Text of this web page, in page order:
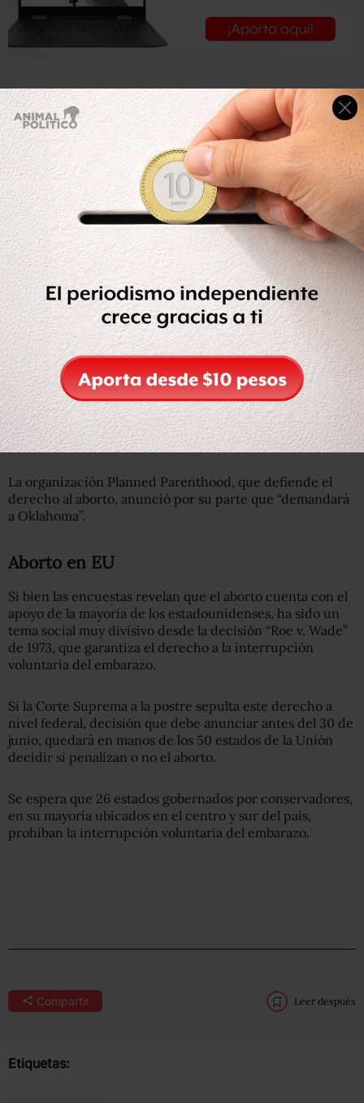
Today, Oklahoma passed a law effectively banning
abortion from the moment of fertilization—the latest in a
series of blatant attacks on women by extremist
legislators. It has never been more urgent that we elect
pro-choice leaders at the local, state, and federal level.
— Vice President Kamala Harris (@VP)May 19, 2022
También instó a los estadounidenses a elegir líderes que
defiendan el derecho al aborto “a nivel local, estatal y
federal”. Estados Unidos celebra en noviembre elecciones
de medio mandato.
“Esto nunca ha sido más urgente”, tuiteó.
La votación se realizó ahora que el derecho al aborto en
Estados Unidos se ve amenazado, tras la filtración de un
documento de la Corte Suprema en el que se muestra
dispuesta a revocar este derecho.
La organización Planned Parenthood, que defiende el
derecho al aborto, anunció por su parte que “demandará
a Oklahoma”.
Aborto en EU
Si bien las encuestas revelan que el aborto cuenta con el
apoyo de la mayoría de los estadounidenses, ha sido un
tema social muy divisivo desde la decisión “Roe v. Wade”
de 1973, que garantiza el derecho a la interrupción
voluntaria del embarazo.
Si la Corte Suprema a la postre sepulta este derecho a
nivel federal, decisión que debe anunciar antes del 30 de
junio, quedará en manos de los 50 estados de la Unión
decidir si penalizan o no el aborto.
Se espera que 26 estados gobernados por conservadores,
en su mayoría ubicados en el centro y sur del país,
prohíban la interrupción voluntaria del embarazo.
Compartir Leer después
Etiquetas: